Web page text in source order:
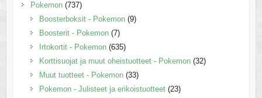
Pokemon (737)
Boosterboksit - Pokemon (9)
Boosterit - Pokemon (7)
Irtokortit - Pokemon (635)
Korttisuojat ja muut oheistuotteet - Pokemon (32)
Muut tuotteet - Pokemon (33)
Pokemon - Julisteet ja erikoistuotteet (23)